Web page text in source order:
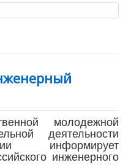
молодежной
деятельности
информирует
инженерного